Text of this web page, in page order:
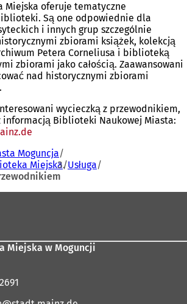
Miejska oferuje tematyczne
Są one odpowiednie dla
i innych grup szczególnie
zbiorami książek, kolekcją
Petera Corneliusa i biblioteką
zbiorami jako całością. Zaawansowani
nad historycznymi zbiorami
wycieczką z przewodnikiem,
informacją Biblioteki Naukowej Miasta:
de
Moguncja
Miejska Usługa
Miejska w Moguncji